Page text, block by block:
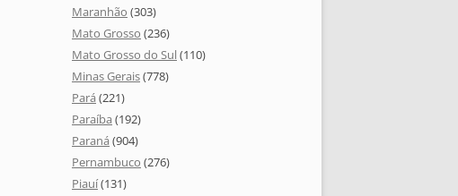
Maranhão (303)
Mato Grosso (236)
Mato Grosso do Sul(110)
Minas Gerais(778)
Pará (221)
Paraíba (192)
Paraná (904)
Pernambuco (276)
Piauí(131)